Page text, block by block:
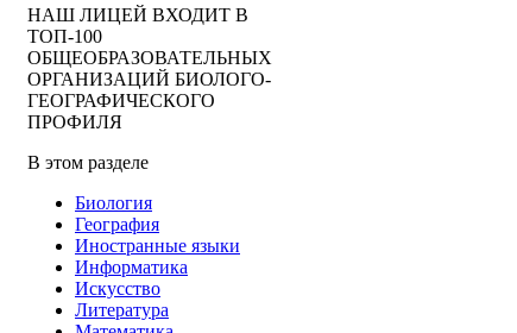
НАШ ЛИЦЕЙ ВХОДИТ В
ТОП-100
ОБЩЕОБРАЗОВАТЕЛЬНЫХ
ОРГАНИЗАЦИЙ БИОЛОГО-
ГЕОГРАФИЧЕСКОГО
ПРОФИЛЯ
В этом разделе
Биология
География
Иностранные языки
Информатика
Искусство
Литература